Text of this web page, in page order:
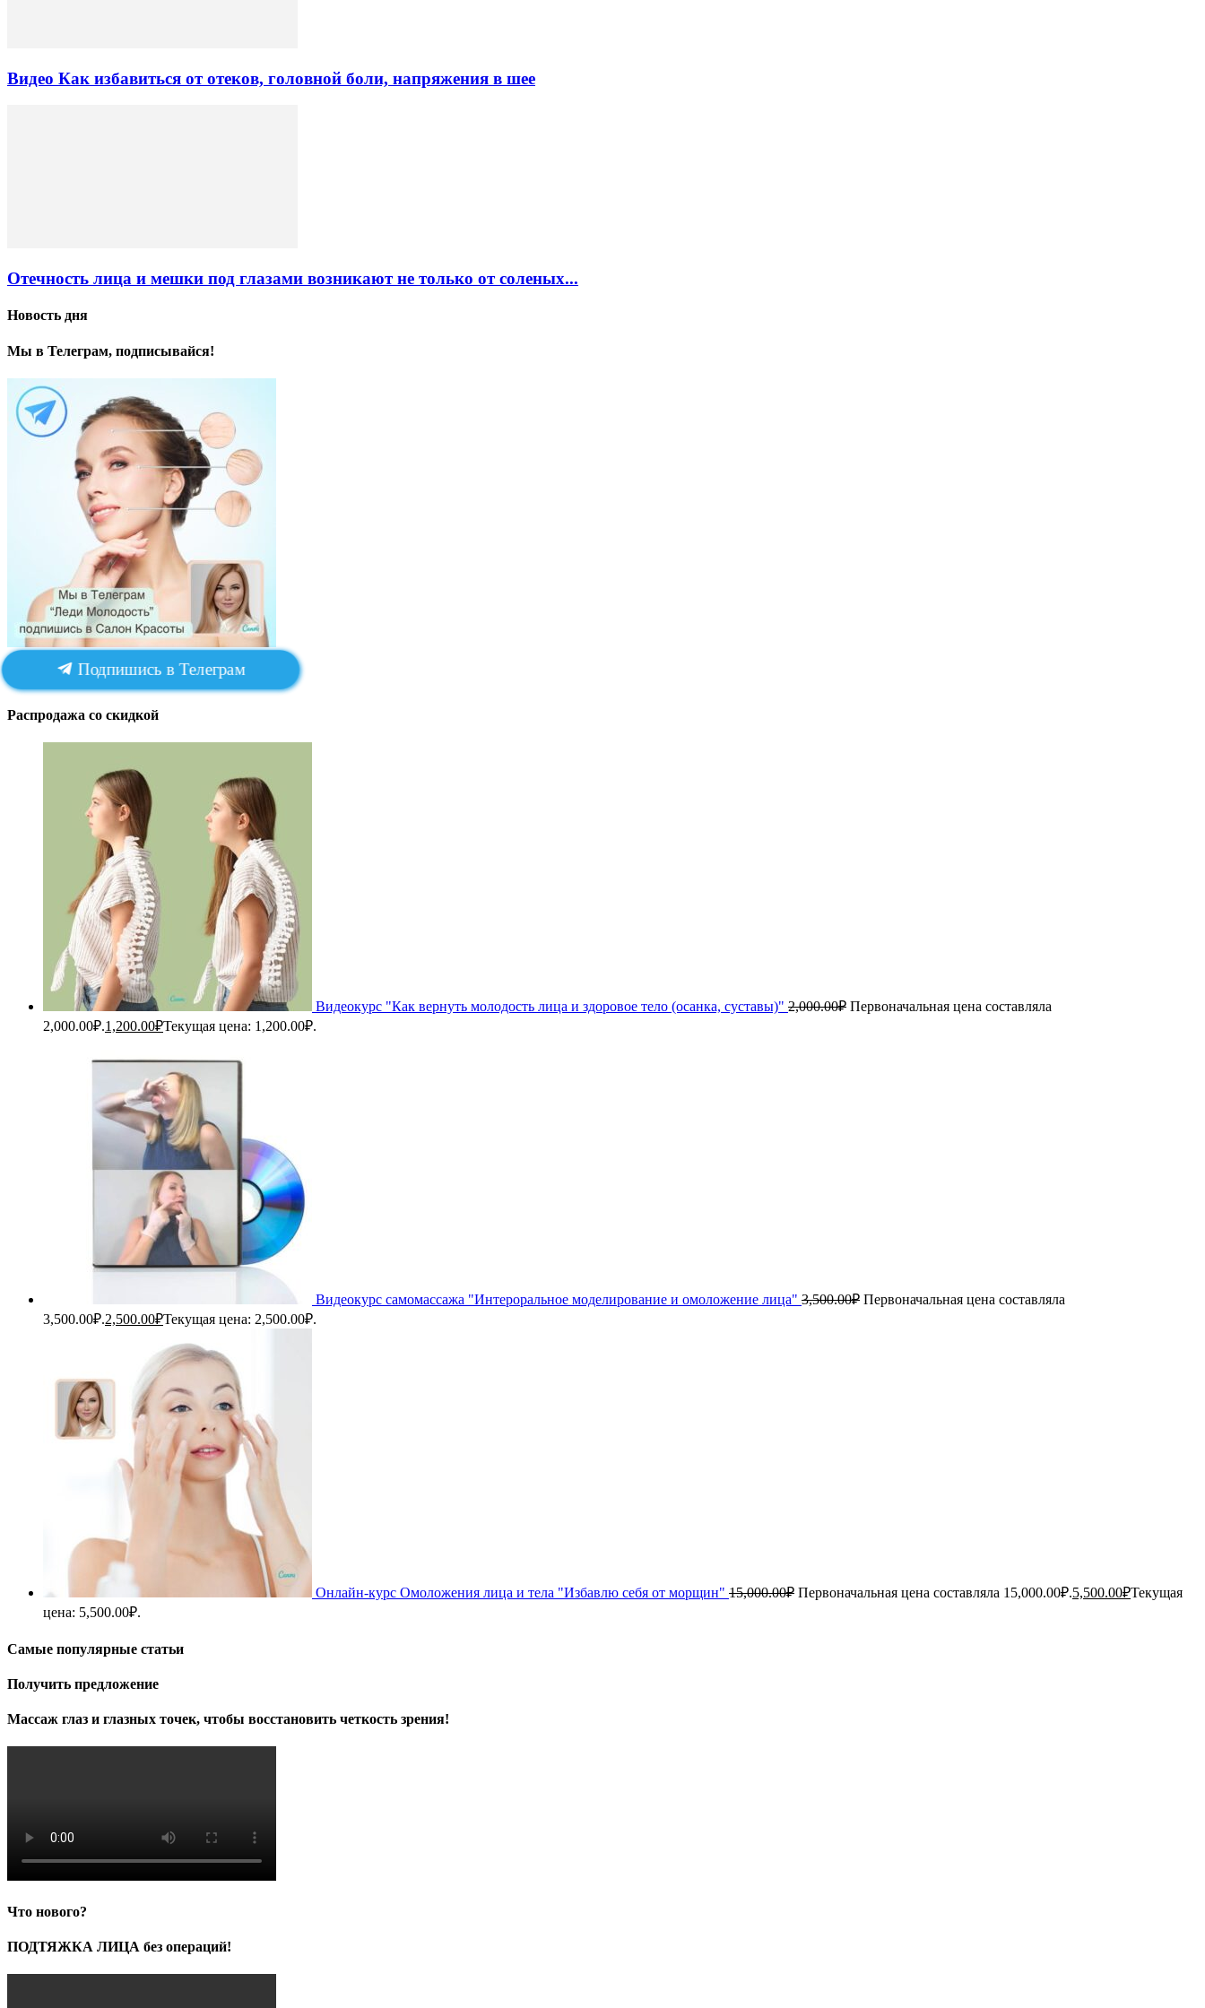
Видео Как избавиться от отеков, головной боли, напряжения в шее
Отечность лица и мешки под глазами возникают не только от соленых...
Новость дня
Мы в Телеграм, подписывайся!
Подпишись в Телеграм
Распродажа со скидкой
Видеокурс "Как вернуть молодость лица и здоровое тело (осанка, суставы)" 2,000.00₽ Первоначальная цена составляла
2,000.00₽.1,200.00₽Текущая цена: 1,200.00₽.
Видеокурс самомассажа "Интероральное моделирование и омоложение лица" 3,500.00₽ Первоначальная цена составляла
3,500.00₽.2,500.00₽Текущая цена: 2,500.00₽.
Онлайн-курс Омоложения лица и тела "Избавлю себя от морщин" 15,000.00₽ Первоначальная цена составляла 15,000.00₽.5,500.00₽Текущая
цена: 5,500.00₽.
Самые популярные статьи
Получить предложение
Массаж глаз и глазных точек, чтобы восстановить четкость зрения!
Что нового?
ПОДТЯЖКА ЛИЦА без операций!